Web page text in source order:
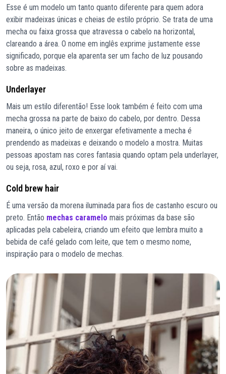
Esse é um modelo um tanto quanto diferente para quem adora
exibir madeixas únicas e cheias de estilo próprio. Se trata de uma
mecha ou faixa grossa que atravessa o cabelo na horizontal,
clareando a área. O nome em inglês exprime justamente esse
significado, porque ela aparenta ser um facho de luz pousando
sobre as madeixas.
Underlayer
Mais um estilo diferentão! Esse look também é feito com uma
mecha grossa na parte de baixo do cabelo, por dentro. Dessa
maneira, o único jeito de enxergar efetivamente a mecha é
prendendo as madeixas e deixando o modelo a mostra. Muitas
pessoas apostam nas cores fantasia quando optam pela underlayer,
ou seja, rosa, azul, roxo e por aí vai.
Cold brew hair
É uma versão da morena iluminada para fios de castanho escuro ou
preto. Então mechas caramelo mais próximas da base são
aplicadas pela cabeleira, criando um efeito que lembra muito a
bebida de café gelado com leite, que tem o mesmo nome,
inspiração para o modelo de mechas.